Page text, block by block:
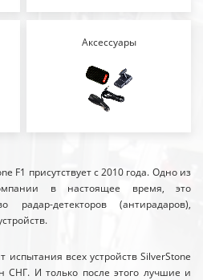
Аксессуары
F1 присутствует с 2010 года. Одно из
в настоящее время, это
радар-детекторов (антирадаров),
всех устройств SilverStone
СНГ. И только после этого лучшие и